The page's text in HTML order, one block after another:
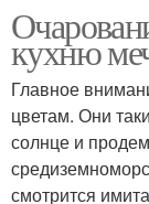
кухню
Главное
цветам. Они
солнце и
смотрится